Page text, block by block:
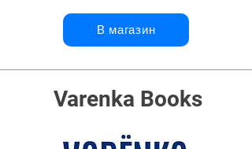
В магазин
Varenka Books